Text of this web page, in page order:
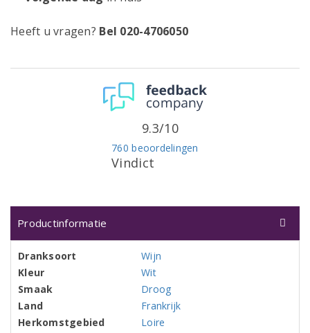
Heeft u vragen? Bel 020-4706050
Vindict
760 beoordelingen
9.3/10
Productinformatie
Dranksoort
Wijn
Kleur
Wit
Smaak
Droog
Land
Frankrijk
Herkomstgebied
Loire